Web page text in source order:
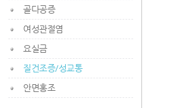
골다공증
여성관절염
요실금
질건조증/성교통
안면홍조